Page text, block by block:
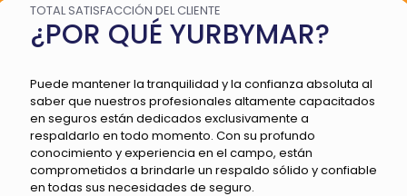
TOTAL SATISFACCIÓN DEL CLIENTE
¿POR QUÉ YURBYMAR?
Puede mantener la tranquilidad y la confianza absoluta al
saber que nuestros profesionales altamente capacitados
en seguros están dedicados exclusivamente a
respaldarlo en todo momento. Con su profundo
conocimiento y experiencia en el campo, están
comprometidos a brindarle un respaldo sólido y confiable
en todas sus necesidades de seguro.